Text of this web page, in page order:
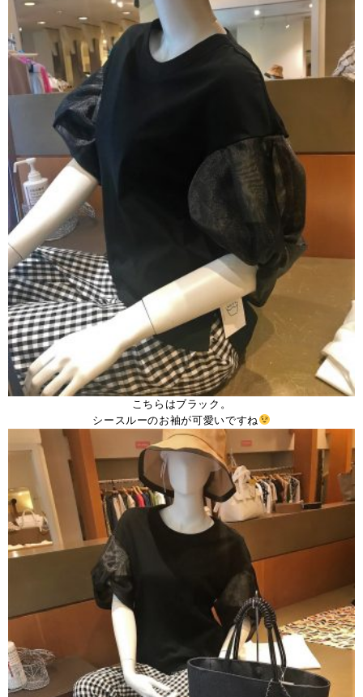
こちらはブラック。
シースルーのお袖が可愛いですね